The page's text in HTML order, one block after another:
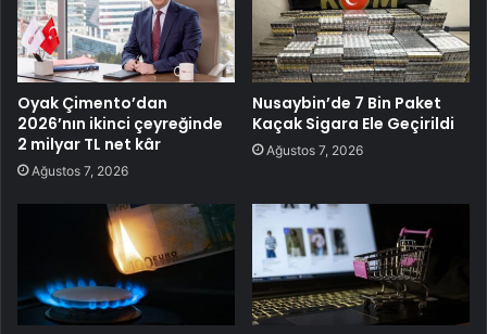
Oyak Çimento’dan
2026’nın ikinci çeyreğinde
2 milyar TL net kâr
Ağustos 7, 2026
Nusaybin’de 7 Bin Paket
Kaçak Sigara Ele Geçirildi
Ağustos 7, 2026